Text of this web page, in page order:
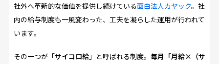
社外へ革新的な価値を提供し続けている面白法人カヤック。社
内の給与制度も一風変わった、工夫を凝らした運用が行われて
います。
その一つが「サイコロ給」と呼ばれる制度。 毎月「月給×（サ